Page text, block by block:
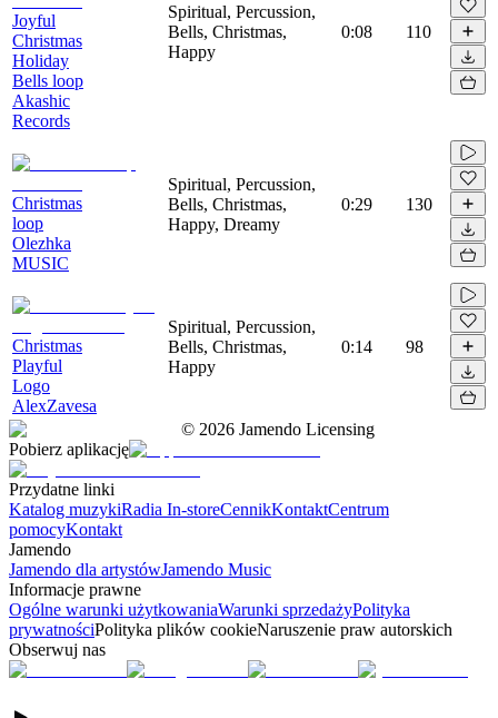
Joyful
Christmas
Holiday
Bells loop
Akashic
Records
Spiritual, Percussion,
Bells, Christmas,
Happy
0:08 110
Christmas
loop
Olezhka
MUSIC
Spiritual, Percussion,
Bells, Christmas,
Happy, Dreamy
0:29 130
Christmas
Playful
Logo
AlexZavesa
Spiritual, Percussion,
Bells, Christmas,
Happy
0:14 98
© 2026 Jamendo Licensing
Pobierz aplikację
Przydatne linki
Katalog muzykiRadia In-storeCennikKontaktCentrum
pomocyKontakt
Jamendo
Jamendo dla artystówJamendo Music
Informacje prawne
Ogólne warunki użytkowaniaWarunki sprzedażyPolityka
prywatnościPolityka plików cookieNaruszenie praw autorskich
Obserwuj nas